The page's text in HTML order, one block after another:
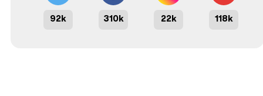
92k 310k 22k 118k